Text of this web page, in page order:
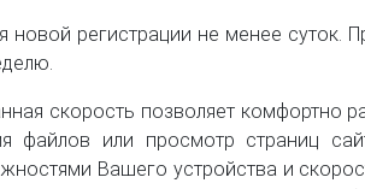
регистрации не менее суток.
скорость позволяет комфортно
файлов или просмотр страниц
Вашего устройства и